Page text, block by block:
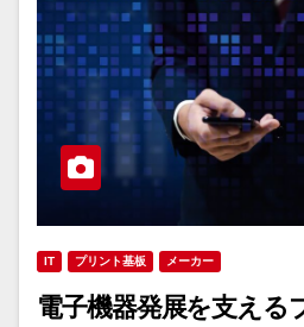
IT プリント基板 メーカー
電子機器発展を支える